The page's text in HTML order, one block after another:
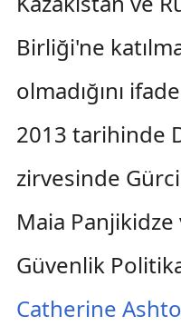
Birliği'ne
olmadığını
2013 tarihinde
zirvesinde
Maia Panjikidze
Güvenlik
Catherine